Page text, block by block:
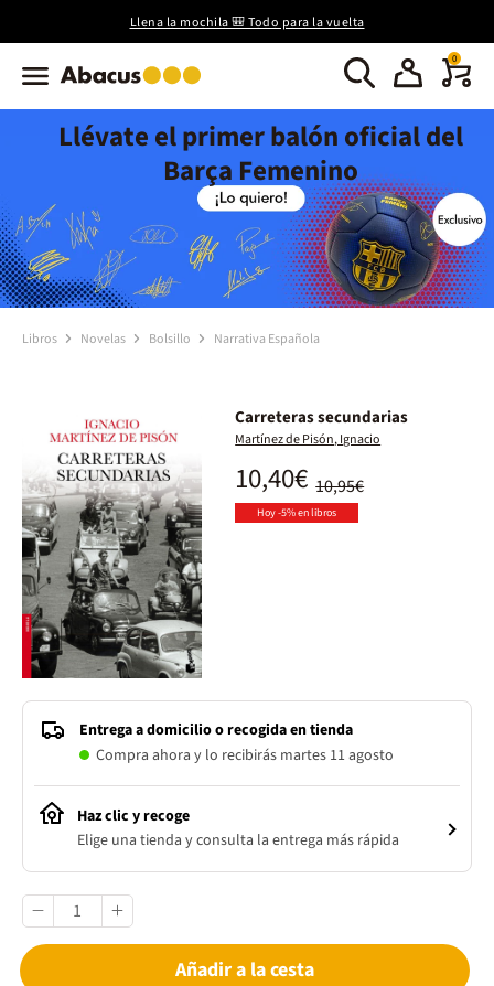
Llena la mochila 🎒 Todo para la vuelta
0
Llévate el primer balón oficial del
Barça Femenino
Libros Novelas Bolsillo Narrativa Española
Carreteras secundarias
Martínez de Pisón, Ignacio
10,95€
10,40€
Hoy -5% en libros
Entrega a domicilio o recogida en tienda
Compra ahora y lo recibirás martes 11 agosto
Haz clic y recoge
Elige una tienda y consulta la entrega más rápida
Añadir a la cesta